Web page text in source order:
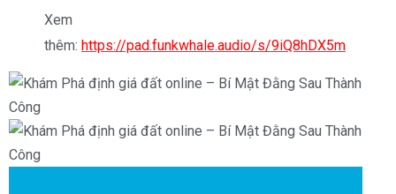
Xem
thêm: https://pad.funkwhale.audio/s/9iQ8hDX5m